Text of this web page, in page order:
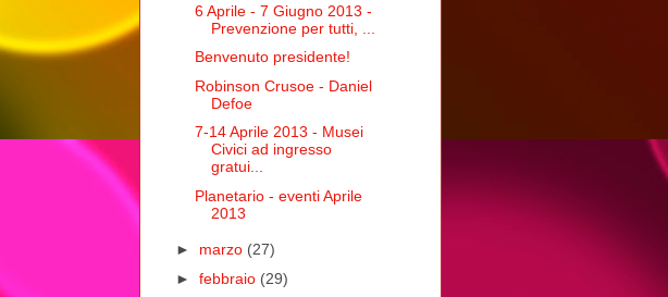
6 Aprile - 7 Giugno 2013 -
Prevenzione per tutti, ...
Benvenuto presidente!
Robinson Crusoe - Daniel
Defoe
7-14 Aprile 2013 - Musei
Civici ad ingresso
gratui...
Planetario - eventi Aprile
2013
► marzo (27)
► febbraio (29)